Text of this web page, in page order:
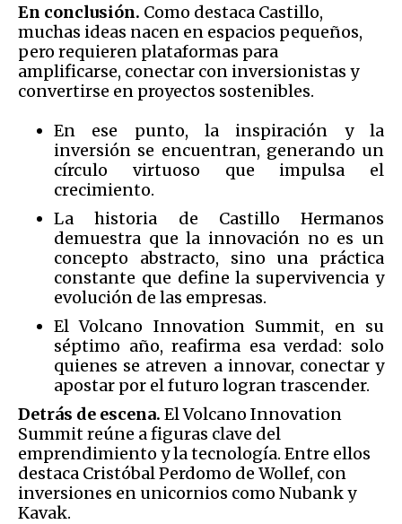
En conclusión. Como destaca Castillo,
muchas ideas nacen en espacios pequeños,
pero requieren plataformas para
amplificarse, conectar con inversionistas y
convertirse en proyectos sostenibles.
En ese punto, la inspiración y la
inversión se encuentran, generando un
círculo virtuoso que impulsa el
crecimiento.
La historia de Castillo Hermanos
demuestra que la innovación no es un
concepto abstracto, sino una práctica
constante que define la supervivencia y
evolución de las empresas.
El Volcano Innovation Summit, en su
séptimo año, reafirma esa verdad: solo
quienes se atreven a innovar, conectar y
apostar por el futuro logran trascender.
Detrás de escena. El Volcano Innovation
Summit reúne a figuras clave del
emprendimiento y la tecnología. Entre ellos
destaca Cristóbal Perdomo de Wollef, con
inversiones en unicornios como Nubank y
Kavak.